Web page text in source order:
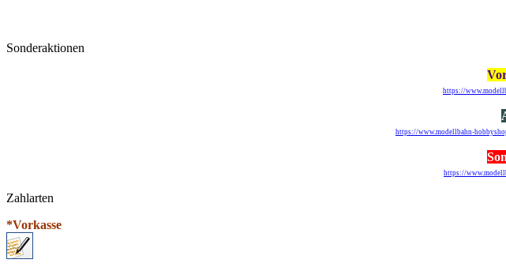
Sonderaktionen
https://
https://www.modellbahn-
https://
Zahlarten
*Vorkasse